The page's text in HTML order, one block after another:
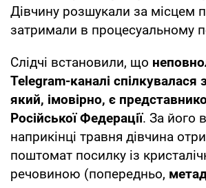
Дівчину розшукали за місцем
затримали в процесуальному
Слідчі встановили, що
Telegram-каналі спілкувалася
який, імовірно, є
Російської Федерації. За його
наприкінці травня дівчина
поштомат посилку із
речовиною (попередньо,